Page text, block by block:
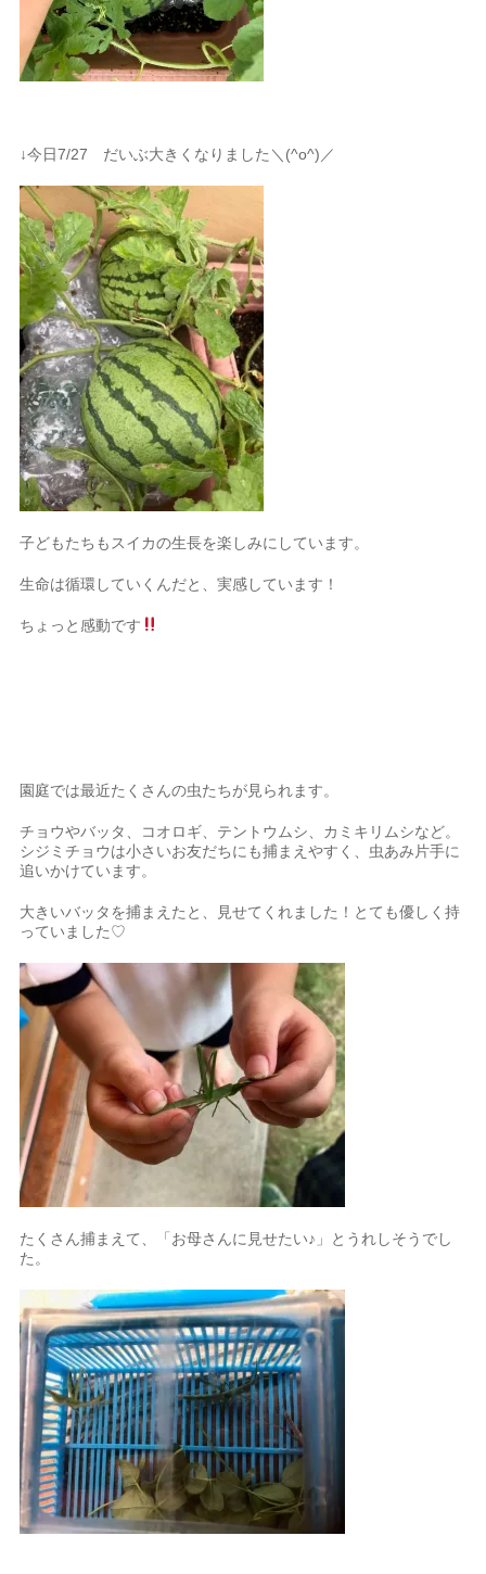
↓今日7/27 だいぶ大きくなりました＼(^o^)／
子どもたちもスイカの生長を楽しみにしています。
生命は循環していくんだと、実感しています！
ちょっと感動です
園庭では最近たくさんの虫たちが見られます。
チョウやバッタ、コオロギ、テントウムシ、カミキリムシなど。
シジミチョウは小さいお友だちにも捕まえやすく、虫あみ片手に
追いかけています。
大きいバッタを捕まえたと、見せてくれました！とても優しく持
っていました♡
たくさん捕まえて、「お母さんに見せたい♪」とうれしそうでし
た。